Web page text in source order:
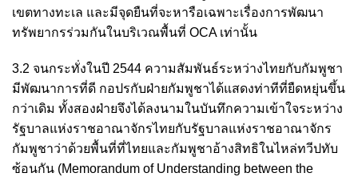
เขตทางทะเล และมีจุดยืนที่จะหารือเฉพาะเรื่องการพัฒนา
ทรัพยากรร่วมกันในบริเวณพื้นที่ OCA เท่านั้น
3.2 จนกระทั่งในปี 2544 ความสัมพันธ์ระหว่างไทยกับกัมพูชา
มีพัฒนาการที่ดี กอปรกับฝ่ายกัมพูชาได้แสดงท่าทีที่ยืดหยุ่นขึ้น
กว่าเดิม ทั้งสองฝ่ายจึงได้ลงนามในบันทึกความเข้าใจระหว่าง
รัฐบาลแห่งราชอาณาจักรไทยกับรัฐบาลแห่งราชอาณาจักร
กัมพูชาว่าด้วยพื้นที่ที่ไทยและกัมพูชาอ้างสิทธิในไหล่ทวีปทับ
ซ้อนกัน (Memorandum of Understanding between the